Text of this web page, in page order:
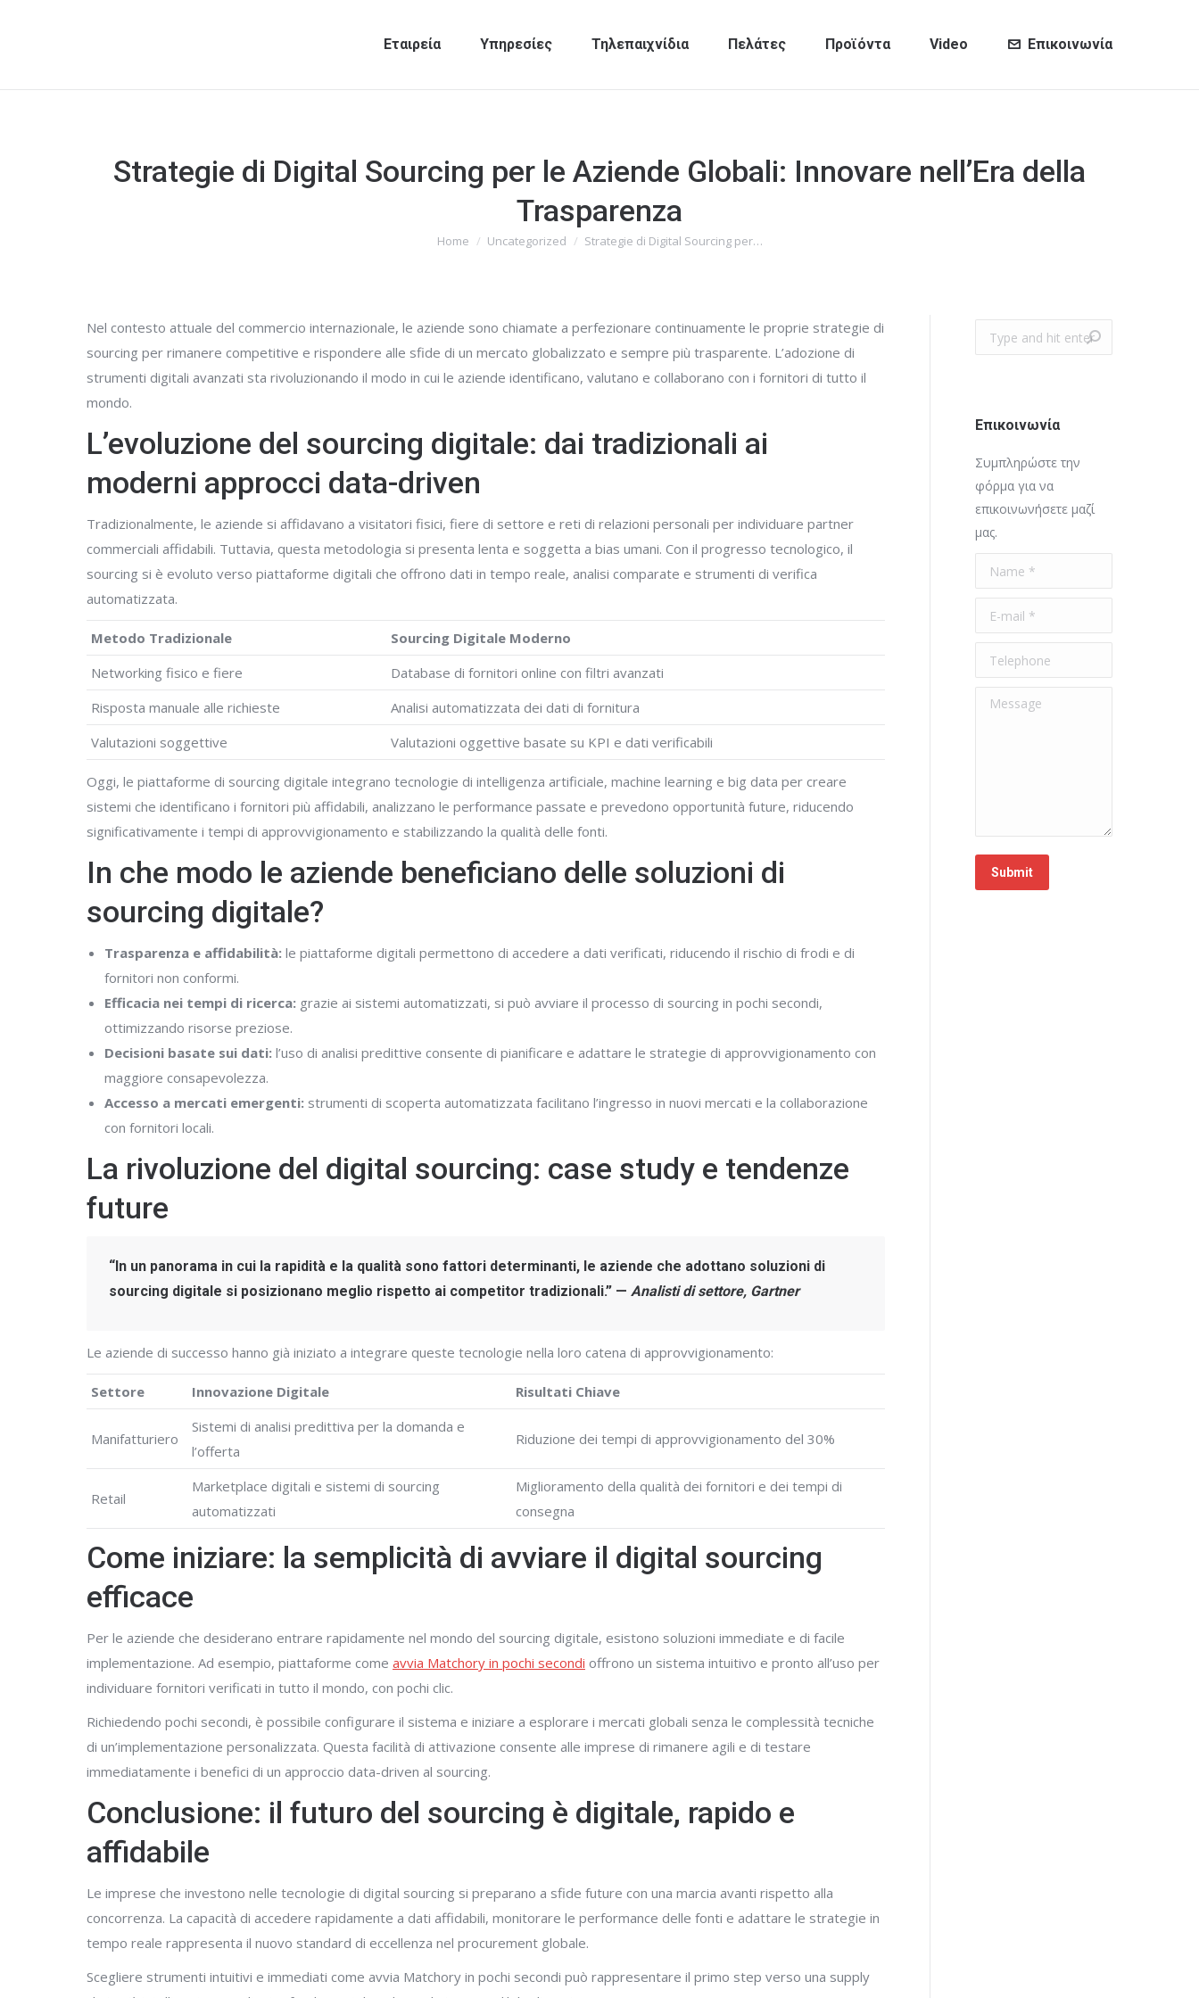
Εταιρεία Υπηρεσίες Τηλεπαιχνίδια Πελάτες Προϊόντα Video Επικοινωνία
Strategie di Digital Sourcing per le Aziende Globali: Innovare nell’Era della
Trasparenza
You are here:
Home Uncategorized Strategie di Digital Sourcing per…
Nel contesto attuale del commercio internazionale, le aziende sono chiamate a perfezionare continuamente le proprie strategie di
sourcing per rimanere competitive e rispondere alle sfide di un mercato globalizzato e sempre più trasparente. L’adozione di
strumenti digitali avanzati sta rivoluzionando il modo in cui le aziende identificano, valutano e collaborano con i fornitori di tutto il
mondo.
L’evoluzione del sourcing digitale: dai tradizionali ai
moderni approcci data-driven
Tradizionalmente, le aziende si affidavano a visitatori fisici, fiere di settore e reti di relazioni personali per individuare partner
commerciali affidabili. Tuttavia, questa metodologia si presenta lenta e soggetta a bias umani. Con il progresso tecnologico, il
sourcing si è evoluto verso piattaforme digitali che offrono dati in tempo reale, analisi comparate e strumenti di verifica
automatizzata.
Metodo Tradizionale
Sourcing Digitale Moderno
Networking fisico e fiere
Database di fornitori online con filtri avanzati
Risposta manuale alle richieste
Analisi automatizzata dei dati di fornitura
Valutazioni soggettive
Valutazioni oggettive basate su KPI e dati verificabili
Oggi, le piattaforme di sourcing digitale integrano tecnologie di intelligenza artificiale, machine learning e big data per creare
sistemi che identificano i fornitori più affidabili, analizzano le performance passate e prevedono opportunità future, riducendo
significativamente i tempi di approvvigionamento e stabilizzando la qualità delle fonti.
In che modo le aziende beneficiano delle soluzioni di
sourcing digitale?
Trasparenza e affidabilità: le piattaforme digitali permettono di accedere a dati verificati, riducendo il rischio di frodi e di
fornitori non conformi.
Efficacia nei tempi di ricerca: grazie ai sistemi automatizzati, si può avviare il processo di sourcing in pochi secondi,
ottimizzando risorse preziose.
Decisioni basate sui dati: l’uso di analisi predittive consente di pianificare e adattare le strategie di approvvigionamento con
maggiore consapevolezza.
Accesso a mercati emergenti: strumenti di scoperta automatizzata facilitano l’ingresso in nuovi mercati e la collaborazione
con fornitori locali.
La rivoluzione del digital sourcing: case study e tendenze
future
“In un panorama in cui la rapidità e la qualità sono fattori determinanti, le aziende che adottano soluzioni di
sourcing digitale si posizionano meglio rispetto ai competitor tradizionali.” — Analisti di settore, Gartner
Le aziende di successo hanno già iniziato a integrare queste tecnologie nella loro catena di approvvigionamento:
Settore Innovazione Digitale Risultati Chiave
Manifatturiero
Sistemi di analisi predittiva per la domanda e
l’offerta
Riduzione dei tempi di approvvigionamento del 30%
Retail
Marketplace digitali e sistemi di sourcing
automatizzati
Miglioramento della qualità dei fornitori e dei tempi di
consegna
Come iniziare: la semplicità di avviare il digital sourcing
efficace
Per le aziende che desiderano entrare rapidamente nel mondo del sourcing digitale, esistono soluzioni immediate e di facile
implementazione. Ad esempio, piattaforme come avvia Matchory in pochi secondi offrono un sistema intuitivo e pronto all’uso per
individuare fornitori verificati in tutto il mondo, con pochi clic.
Richiedendo pochi secondi, è possibile configurare il sistema e iniziare a esplorare i mercati globali senza le complessità tecniche
di un’implementazione personalizzata. Questa facilità di attivazione consente alle imprese di rimanere agili e di testare
immediatamente i benefici di un approccio data-driven al sourcing.
Conclusione: il futuro del sourcing è digitale, rapido e
affidabile
Le imprese che investono nelle tecnologie di digital sourcing si preparano a sfide future con una marcia avanti rispetto alla
concorrenza. La capacità di accedere rapidamente a dati affidabili, monitorare le performance delle fonti e adattare le strategie in
tempo reale rappresenta il nuovo standard di eccellenza nel procurement globale.
Scegliere strumenti intuitivi e immediati come avvia Matchory in pochi secondi può rappresentare il primo step verso una supply
Search:
Επικοινωνία
Συμπληρώστε την
φόρμα για να
επικοινωνήσετε μαζί
μας.
Name *
E-mail *
Telephone
Message
Submit